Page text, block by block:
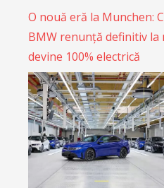
O nouă eră la Munchen:
BMW renunță definitiv la
devine 100% electrică